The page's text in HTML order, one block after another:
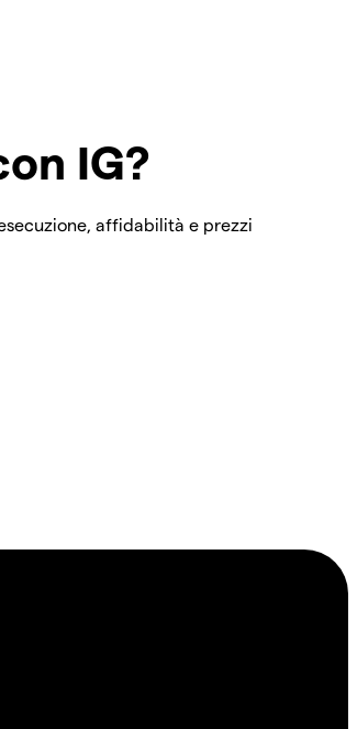
IG?
affidabilità e prezzi